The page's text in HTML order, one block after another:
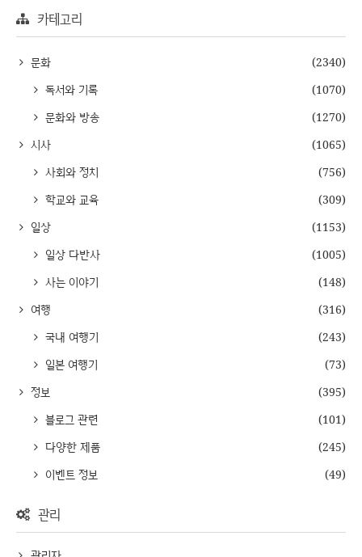
카테고리
문화
(2340)
독서와 기록
(1070)
문화와 방송
(1270)
시사
(1065)
사회와 정치
(756)
학교와 교육
(309)
일상
(1153)
일상 다반사
(1005)
사는 이야기
(148)
여행
(316)
국내 여행기
(243)
일본 여행기
(73)
정보
(395)
블로그 관련
(101)
다양한 제품
(245)
이벤트 정보
(49)
관리